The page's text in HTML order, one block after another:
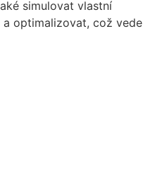
simulovat vlastní
optimalizovat, což vede